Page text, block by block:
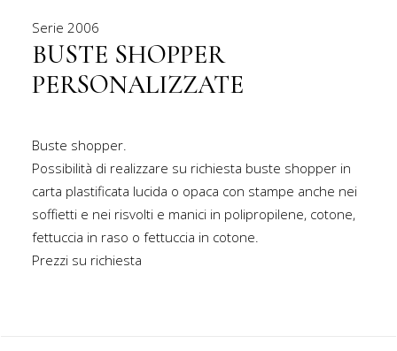
contatti
outlet
prodotti
IT
Serie 2006
BUSTE SHOPPER
PERSONALIZZATE
Buste shopper.
Possibilità di realizzare su richiesta buste shopper in
carta plastificata lucida o opaca con stampe anche nei
soffietti e nei risvolti e manici in polipropilene, cotone,
fettuccia in raso o fettuccia in cotone.
Prezzi su richiesta